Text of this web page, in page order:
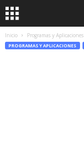
Inicio Programas y Aplicaciones
PROGRAMAS Y APLICACIONES